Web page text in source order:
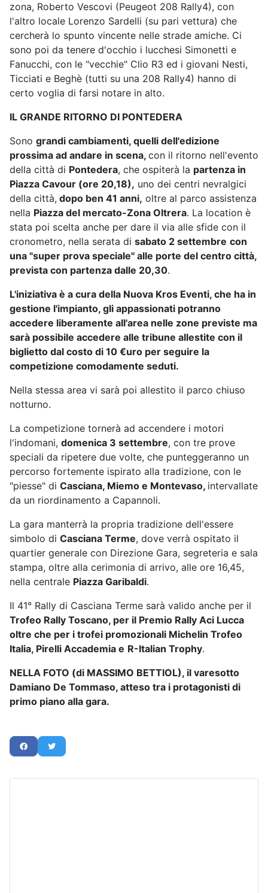
zona, Roberto Vescovi (Peugeot 208 Rally4), con
l'altro locale Lorenzo Sardelli (su pari vettura) che
cercherà lo spunto vincente nelle strade amiche. Ci
sono poi da tenere d'occhio i lucchesi Simonetti e
Fanucchi, con le "vecchie" Clio R3 ed i giovani Nesti,
Ticciati e Beghè (tutti su una 208 Rally4) hanno di
certo voglia di farsi notare in alto.
IL GRANDE RITORNO DI PONTEDERA
Sono grandi cambiamenti, quelli dell'edizione
prossima ad andare in scena, con il ritorno nell'evento
della città di Pontedera, che ospiterà la partenza in
Piazza Cavour (ore 20,18), uno dei centri nevralgici
della città, dopo ben 41 anni, oltre al parco assistenza
nella Piazza del mercato-Zona Oltrera. La location è
stata poi scelta anche per dare il via alle sfide con il
cronometro, nella serata di sabato 2 settembre con
una "super prova speciale" alle porte del centro città,
prevista con partenza dalle 20,30.
L'iniziativa è a cura della Nuova Kros Eventi, che ha in
gestione l'impianto, gli appassionati potranno
accedere liberamente all'area nelle zone previste ma
sarà possibile accedere alle tribune allestite con il
biglietto dal costo di 10 €uro per seguire la
competizione comodamente seduti.
Nella stessa area vi sarà poi allestito il parco chiuso
notturno.
La competizione tornerà ad accendere i motori
l'indomani, domenica 3 settembre, con tre prove
speciali da ripetere due volte, che punteggeranno un
percorso fortemente ispirato alla tradizione, con le
"piesse" di Casciana, Miemo e Montevaso, intervallate
da un riordinamento a Capannoli.
La gara manterrà la propria tradizione dell'essere
simbolo di Casciana Terme, dove verrà ospitato il
quartier generale con Direzione Gara, segreteria e sala
stampa, oltre alla cerimonia di arrivo, alle ore 16,45,
nella centrale Piazza Garibaldi.
Il 41° Rally di Casciana Terme sarà valido anche per il
Trofeo Rally Toscano, per il Premio Rally Aci Lucca
oltre che per i trofei promozionali Michelin Trofeo
Italia, Pirelli Accademia e R-Italian Trophy.
NELLA FOTO (di MASSIMO BETTIOL), il varesotto
Damiano De Tommaso, atteso tra i protagonisti di
primo piano alla gara.